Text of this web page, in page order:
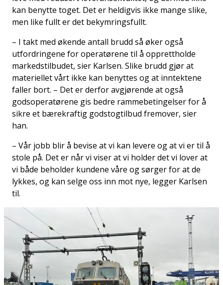
kan benytte toget. Det er heldigvis ikke mange slike,
men like fullt er det bekymringsfullt.
– I takt med økende antall brudd så øker også
utfordringene for operatørene til å opprettholde
markedstilbudet, sier Karlsen. Slike brudd gjør at
materiellet vårt ikke kan benyttes og at inntektene
faller bort. – Det er derfor avgjørende at også
godsoperatørene gis bedre rammebetingelser for å
sikre et bærekraftig godstogtilbud fremover, sier
han.
– Vår jobb blir å bevise at vi kan levere og at vi er til å
stole på. Det er når vi viser at vi holder det vi lover at
vi både beholder kundene våre og sørger for at de
lykkes, og kan selge oss inn mot nye, legger Karlsen
til.